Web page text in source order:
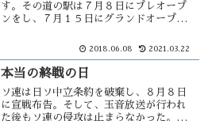
す。その道の駅は７月８日にプレオープ
ンをし、７月１５日にグランドオープン
内にある「琴音橋」が改修のため通行止
様です。改修された琴音橋ですが・・
2018.06.08 2021.03.22
本当の終戦の日
ソ連は日ソ中立条約を破棄し、８月８日
に宣戦布告。そして、玉音放送が行われ
た後もソ連の侵攻は止まらなかった。沖